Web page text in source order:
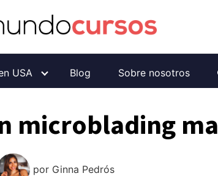
USA Blog Sobre nosotros
microblading
por Ginna Pedrós